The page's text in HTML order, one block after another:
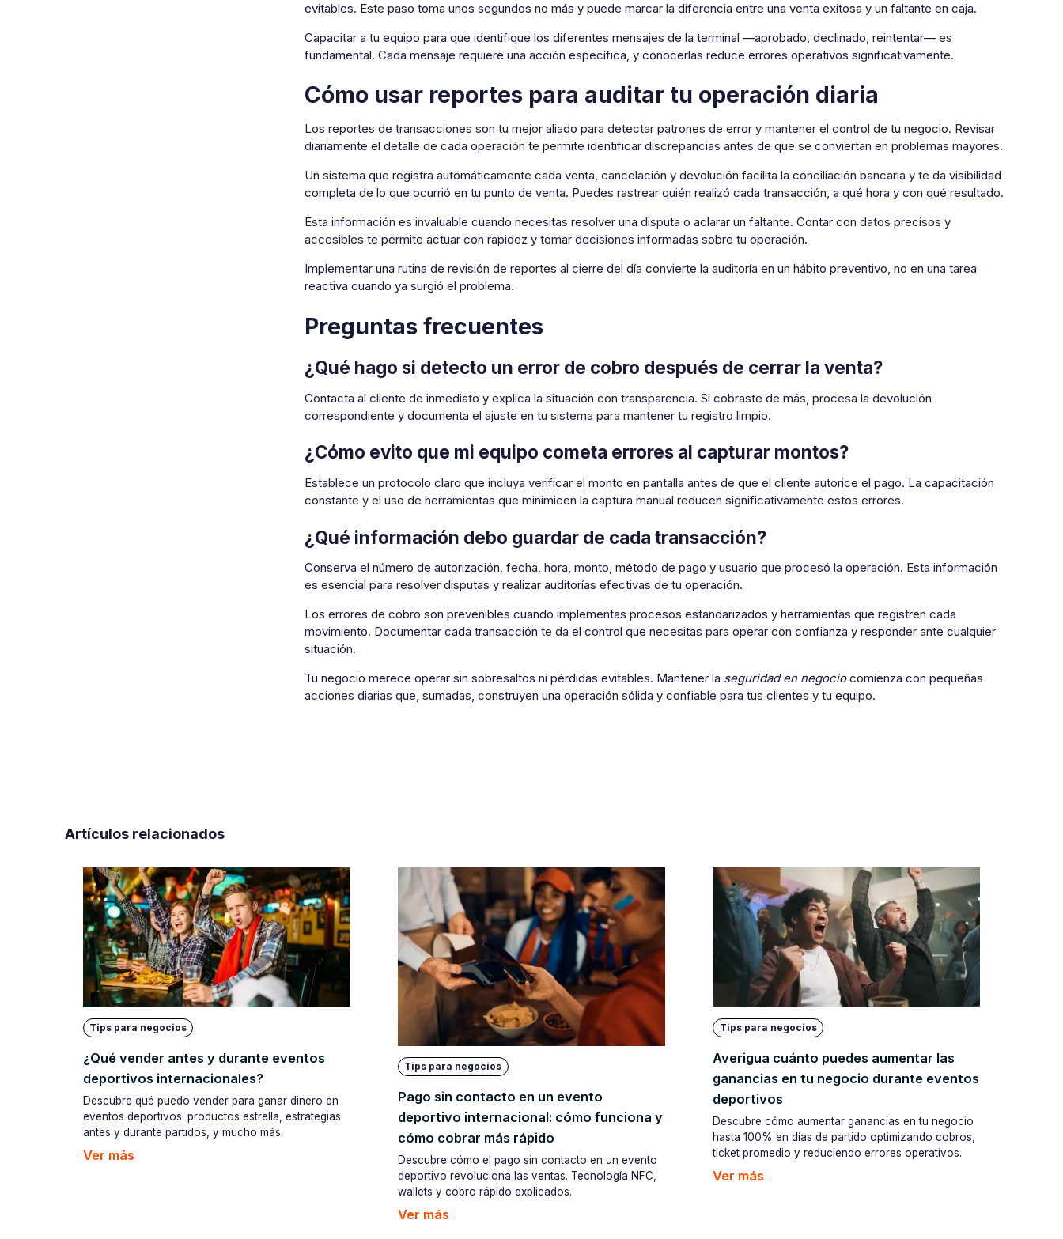
evitables. Este paso toma unos segundos no más y puede marcar la diferencia entre una venta exitosa y un faltante en caja.
Capacitar a tu equipo para que identifique los diferentes mensajes de la terminal —aprobado, declinado, reintentar— es
fundamental. Cada mensaje requiere una acción específica, y conocerlas reduce errores operativos significativamente.
Cómo usar reportes para auditar tu operación diaria
Los reportes de transacciones son tu mejor aliado para detectar patrones de error y mantener el control de tu negocio. Revisar
diariamente el detalle de cada operación te permite identificar discrepancias antes de que se conviertan en problemas mayores.
Un sistema que registra automáticamente cada venta, cancelación y devolución facilita la conciliación bancaria y te da visibilidad
completa de lo que ocurrió en tu punto de venta. Puedes rastrear quién realizó cada transacción, a qué hora y con qué resultado.
Esta información es invaluable cuando necesitas resolver una disputa o aclarar un faltante. Contar con datos precisos y
accesibles te permite actuar con rapidez y tomar decisiones informadas sobre tu operación.
Implementar una rutina de revisión de reportes al cierre del día convierte la auditoría en un hábito preventivo, no en una tarea
reactiva cuando ya surgió el problema.
Preguntas frecuentes
¿Qué hago si detecto un error de cobro después de cerrar la venta?
Contacta al cliente de inmediato y explica la situación con transparencia. Si cobraste de más, procesa la devolución
correspondiente y documenta el ajuste en tu sistema para mantener tu registro limpio.
¿Cómo evito que mi equipo cometa errores al capturar montos?
Establece un protocolo claro que incluya verificar el monto en pantalla antes de que el cliente autorice el pago. La capacitación
constante y el uso de herramientas que minimicen la captura manual reducen significativamente estos errores.
¿Qué información debo guardar de cada transacción?
Conserva el número de autorización, fecha, hora, monto, método de pago y usuario que procesó la operación. Esta información
es esencial para resolver disputas y realizar auditorías efectivas de tu operación.
Los errores de cobro son prevenibles cuando implementas procesos estandarizados y herramientas que registren cada
movimiento. Documentar cada transacción te da el control que necesitas para operar con confianza y responder ante cualquier
situación.
Tu negocio merece operar sin sobresaltos ni pérdidas evitables. Mantener la seguridad en negociocomienza con pequeñas
acciones diarias que, sumadas, construyen una operación sólida y confiable para tus clientes y tu equipo.
Artículos relacionados
Tips para negocios
¿Qué vender antes y durante eventos
deportivos internacionales?
Descubre qué puedo vender para ganar dinero en
eventos deportivos: productos estrella, estrategias
antes y durante partidos, y mucho más.
Ver más
Tips para negocios
Pago sin contacto en un evento
deportivo internacional: cómo funciona y
cómo cobrar más rápido
Descubre cómo el pago sin contacto en un evento
deportivo revoluciona las ventas. Tecnología NFC,
wallets y cobro rápido explicados.
Ver más
Tips para negocios
Averigua cuánto puedes aumentar las
ganancias en tu negocio durante eventos
deportivos
Descubre cómo aumentar ganancias en tu negocio
hasta 100% en días de partido optimizando cobros,
ticket promedio y reduciendo errores operativos.
Ver más